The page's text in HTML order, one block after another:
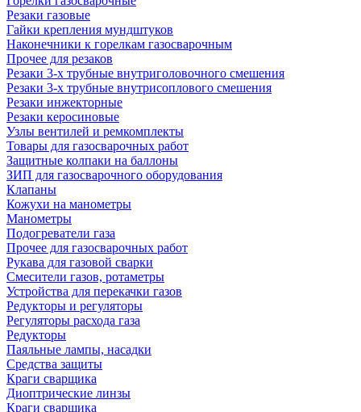
Резаки газовые
Гайки крепления мундштуков
Наконечники к горелкам газосварочным
Прочее для резаков
Резаки 3-х трубные внутриголовочного смешения
Резаки 3-х трубные внутрисоплового смешения
Резаки инжекторные
Резаки керосиновые
Узлы вентилей и ремкомплекты
Товары для газосварочных работ
Защитные колпаки на баллоны
ЗИП для газосварочного оборудования
Клапаны
Кожухи на манометры
Манометры
Подогреватели газа
Прочее для газосварочных работ
Рукава для газовой сварки
Смесители газов, ротаметры
Устройства для перекачки газов
Редукторы и регуляторы
Регуляторы расхода газа
Редукторы
Паяльные лампы, насадки
Средства защиты
Краги сварщика
Диоптрические линзы
Краги сварщика